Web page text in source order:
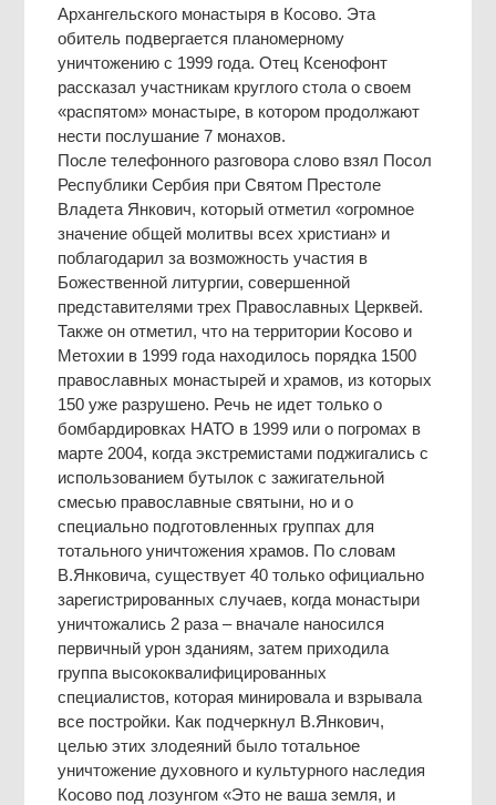
Архангельского монастыря в Косово. Эта
обитель подвергается планомерному
уничтожению с 1999 года. Отец Ксенофонт
рассказал участникам круглого стола о своем
«распятом» монастыре, в котором продолжают
нести послушание 7 монахов.
После телефонного разговора слово взял Посол
Республики Сербия при Святом Престоле
Владета Янкович, который отметил «огромное
значение общей молитвы всех христиан» и
поблагодарил за возможность участия в
Божественной литургии, совершенной
представителями трех Православных Церквей.
Также он отметил, что на территории Косово и
Метохии в 1999 года находилось порядка 1500
православных монастырей и храмов, из которых
150 уже разрушено. Речь не идет только о
бомбардировках НАТО в 1999 или о погромах в
марте 2004, когда экстремистами поджигались с
использованием бутылок с зажигательной
смесью православные святыни, но и о
специально подготовленных группах для
тотального уничтожения храмов. По словам
В.Янковича, существует 40 только официально
зарегистрированных случаев, когда монастыри
уничтожались 2 раза – вначале наносился
первичный урон зданиям, затем приходила
группа высококвалифицированных
специалистов, которая минировала и взрывала
все постройки. Как подчеркнул В.Янкович,
целью этих злодеяний было тотальное
уничтожение духовного и культурного наследия
Косово под лозунгом «Это не ваша земля, и